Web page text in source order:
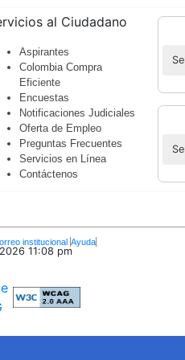
al Ciudadano
Aspirantes
Colombia Compra
Eficiente
Encuestas
Notificaciones Judiciales
Oferta de Empleo
Preguntas Frecuentes
Servicios en Línea
Contáctenos
institucional Ayuda
11:08 pm